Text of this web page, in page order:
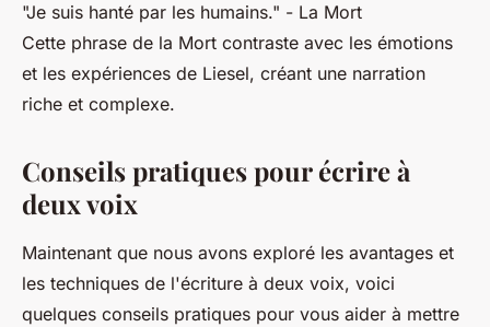
"Je suis hanté par les humains." - La Mort
Cette phrase de la Mort contraste avec les émotions
et les expériences de Liesel, créant une narration
riche et complexe.
Conseils pratiques pour écrire à
deux voix
Maintenant que nous avons exploré les avantages et
les techniques de l'écriture à deux voix, voici
quelques conseils pratiques pour vous aider à mettre